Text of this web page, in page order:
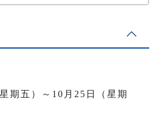
期五）～10月25日（星期